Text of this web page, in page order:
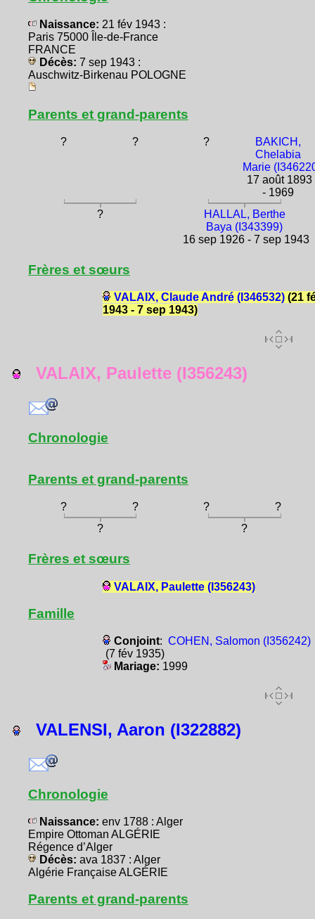
Naissance: 21 fév 1943 :
Paris 75000 Île-de-France
FRANCE
Décès: 7 sep 1943 :
Auschwitz-Birkenau POLOGNE
Parents et grand-parents
? ? ?
BAKICH,
Chelabia
Marie
17 août 1893
- 1969
?
HALLAL, Berthe
Baya (I343399)
16 sep 1926 - 7 sep 1943
Frères et sœurs
VALAIX, Claude André (I346532)(21
1943 - 7 sep 1943)
VALAIX, Paulette (I356243)
Chronologie
Parents et grand-parents
? ? ?
?
?
?
Frères et sœurs
VALAIX, Paulette (I356243)
Famille
Conjoint: COHEN, Salomon (I356242)
(7 fév 1935)
Mariage: 1999
VALENSI, Aaron (I322882)
Chronologie
Naissance: env 1788 : Alger
Empire Ottoman ALGÉRIE
Régence d’Alger
Décès: ava 1837 : Alger
Algérie Française ALGÉRIE
Parents et grand-parents